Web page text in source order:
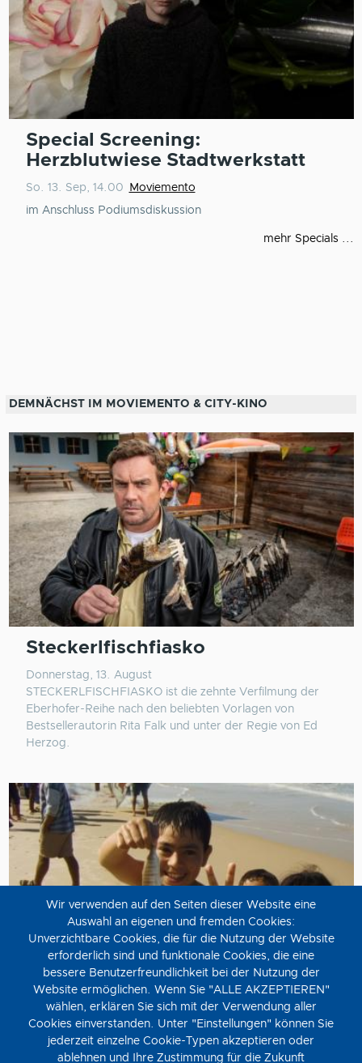
Special Screening:
Herzblutwiese Stadtwerkstatt
So. 13. Sep, 14.00
Moviemento
im Anschluss Podiumsdiskussion
mehr Specials ...
DEMNÄCHST IM MOVIEMENTO & CITY-KINO
Steckerlfischfiasko
Donnerstag, 13. August
STECKERLFISCHFIASKO ist die zehnte Verfilmung der
Eberhofer-Reihe nach den beliebten Vorlagen von
Bestsellerautorin Rita Falk und unter der Regie von Ed
Herzog.
Mit Hasan in Gaza
Freitag, 14. August
Kürzlich wurden drei MiniDV-Kassetten über das Leben in
Gaza 2001 wiederentdeckt...
Wir verwenden auf den Seiten dieser Website eine
Auswahl an eigenen und fremden Cookies:
Unverzichtbare Cookies, die für die Nutzung der Website
erforderlich sind und funktionale Cookies, die eine
bessere Benutzerfreundlichkeit bei der Nutzung der
Website ermöglichen. Wenn Sie "ALLE AKZEPTIEREN"
wählen, erklären Sie sich mit der Verwendung aller
Cookies einverstanden. Unter "Einstellungen" können Sie
jederzeit einzelne Cookie-Typen akzeptieren oder
ablehnen und Ihre Zustimmung für die Zukunft